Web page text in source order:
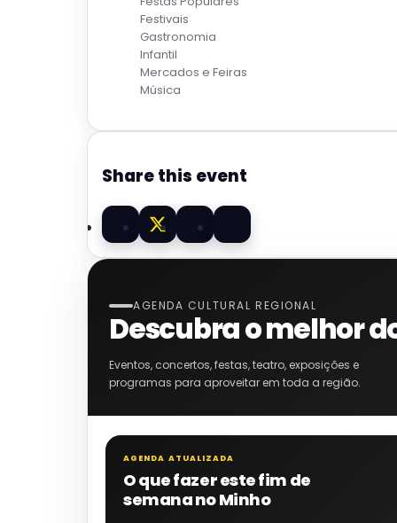
Festivais
Gastronomia
Infantil
Mercados e Feiras
Música
Share this event
AGENDA CULTURAL REGIONAL
Descubra o melhor
Eventos, concertos, festas, teatro, exposições e
programas para aproveitar em toda a região.
AGENDA ATUALIZADA
O que fazer este fim de
semana no Minho